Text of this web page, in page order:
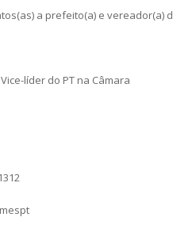
a prefeito(a) e vereador(a)
líder do PT na Câmara